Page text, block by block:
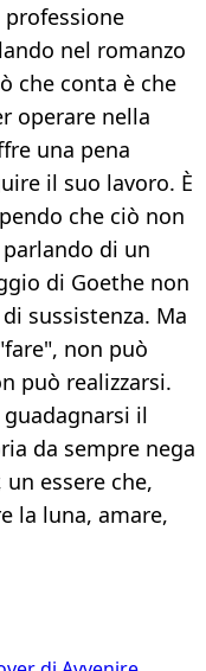
professione
nel romanzo
che conta è che
operare nella
una pena
il suo lavoro. È
che ciò non
di un
di Goethe non
sussistenza. Ma
non può
può realizzarsi.
il
da sempre nega
essere che,
la luna, amare,